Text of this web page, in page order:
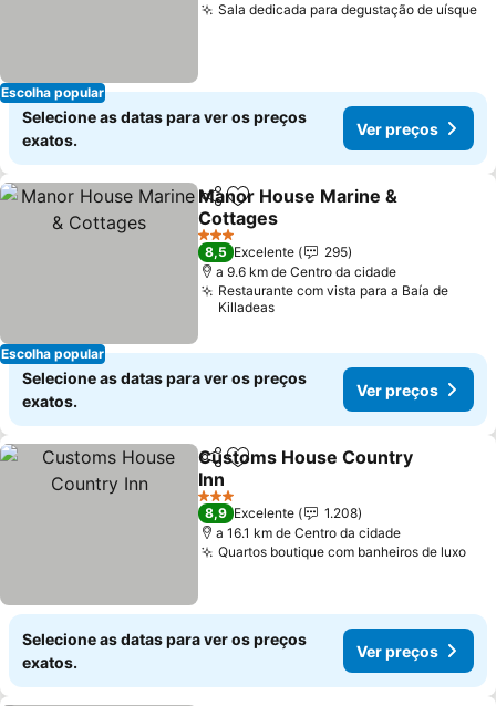
Escolha popular
Sala dedicada para degustação de uísque
Selecione as datas para ver os preços
exatos.
Ver preços
Escolha popular
PartilharAdicionar aos favoritos
Manor House Marine &
Cottages
3 Estrelas
8,5 Excelente
295
a 9.6 km de Centro da cidade
Restaurante com vista para a Baía de
Killadeas
Selecione as datas para ver os preços
exatos.
Ver preços
PartilharAdicionar aos favoritos
Customs House Country
Inn
3 Estrelas
8,9 Excelente
1.208
a 16.1 km de Centro da cidade
Quartos boutique com banheiros de luxo
Selecione as datas para ver os preços
exatos.
Ver preços